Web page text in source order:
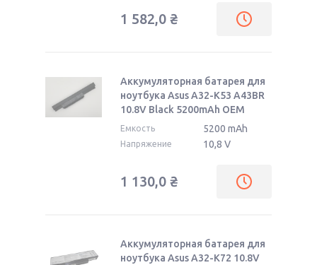
1 582,0 ₴
Аккумуляторная батарея для
ноутбука Asus A32-K53 A43BR
10.8V Black 5200mAh OEM
Емкость 5200 mAh
Напряжение 10,8 V
1 130,0 ₴
Аккумуляторная батарея для
ноутбука Asus A32-K72 10.8V